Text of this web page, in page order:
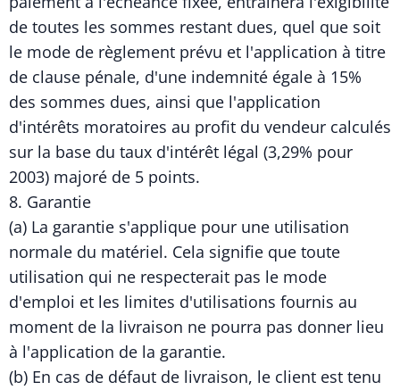
de toutes les sommes restant dues, quel que soit
le mode de règlement prévu et l'application à titre
de clause pénale, d'une indemnité égale à 15%
des sommes dues, ainsi que l'application
d'intérêts moratoires au profit du vendeur calculés
sur la base du taux d'intérêt légal (3,29% pour
2003) majoré de 5 points.
8. Garantie
(a) La garantie s'applique pour une utilisation
normale du matériel. Cela signifie que toute
utilisation qui ne respecterait pas le mode
d'emploi et les limites d'utilisations fournis au
moment de la livraison ne pourra pas donner lieu
à l'application de la garantie.
(b) En cas de défaut de livraison, le client est tenu